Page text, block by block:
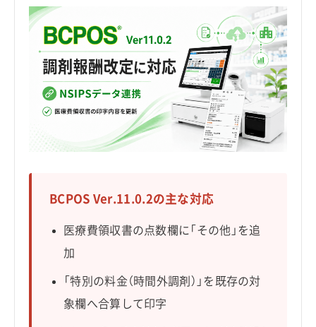
BCPOS Ver.11.0.2の主な対応
医療費領収書の点数欄に「その他」を追
加
「特別の料金（時間外調剤）」を既存の対
象欄へ合算して印字